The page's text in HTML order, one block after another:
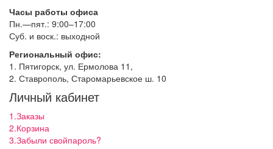
Часы работы офиса
Пн.—пят.: 9:00–17:00
Суб. и воск.: выходной
Региональный офис:
1. Пятигорск, ул. Ермолова 11,
2. Ставрополь, Старомарьевское ш. 10
Личный кабинет
1.Заказы
2.Корзина
3.Забыли свойпароль?